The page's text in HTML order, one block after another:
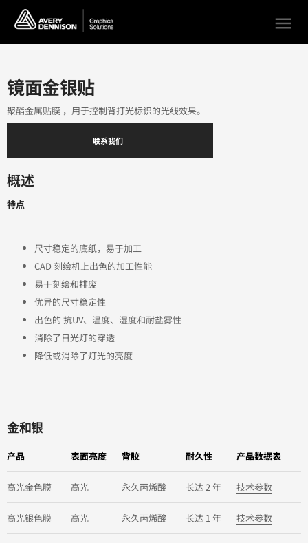
menu
镜面金银贴
聚酯金属贴膜 ，用于控制背打光标识的光线效果。
联系我们
概述
特点
尺寸稳定的底纸，易于加工
CAD 刻绘机上出色的加工性能
易于刻绘和排废
优异的尺寸稳定性
出色的 抗UV、温度、湿度和耐盐雾性
消除了日光灯的穿透
降低或消除了灯光的亮度
金和银
产品 表面亮度 背胶 耐久性 产品数据表
高光金色膜 高光 永久丙烯酸 长达 2 年 技术参数
高光银色膜 高光 永久丙烯酸 长达 1 年 技术参数